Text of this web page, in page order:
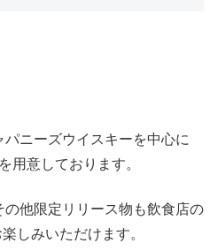
ニーズウイスキーを中心に
用意しております。
他限定リリース物も飲食店の
しみいただけます。